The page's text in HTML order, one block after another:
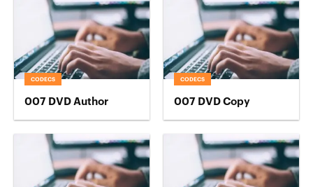
CODECS
007 DVD Author
CODECS
007 DVD Copy